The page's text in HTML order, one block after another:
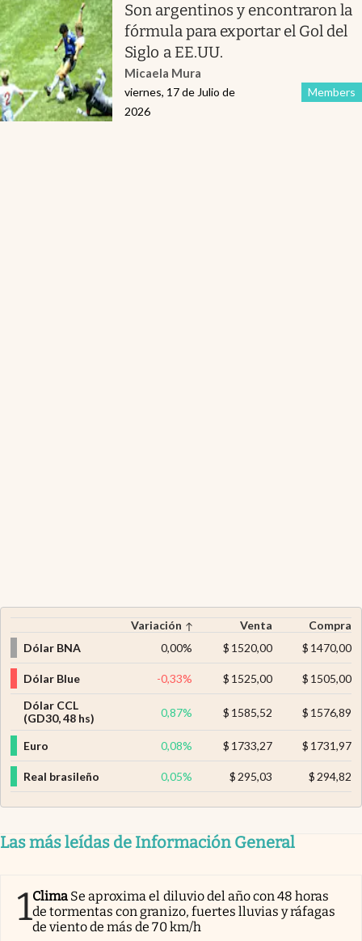
Son argentinos y encontraron la
fórmula para exportar el Gol del
Siglo a EE.UU.
Micaela Mura
Members
viernes, 17 de Julio de
2026
Variación Venta
Compra
Dólar BNA
0,00% $ 1520,00 $ 1470,00
Dólar Blue -0,33% $ 1525,00 $ 1505,00
Dólar CCL
(GD30, 48 hs)
0,87% $ 1585,52 $ 1576,89
Euro 0,08% $ 1733,27 $ 1731,97
Real brasileño 0,05% $ 295,03 $ 294,82
Las más leídas de Información General
1Clima Se aproxima el diluvio del año con 48 horas
de tormentas con granizo, fuertes lluvias y ráfagas
de viento de más de 70 km/h